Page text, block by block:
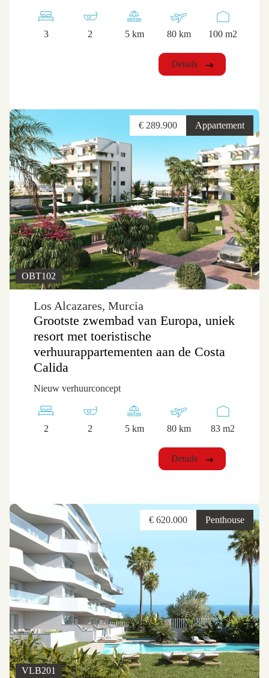
3 2 5 km 80 km 100 m2
Details
Appartement
€ 289.900
OBT102
Los Alcazares, Murcia
Grootste zwembad van Europa, uniek
resort met toeristische
verhuurappartementen aan de Costa
Calida
Nieuw verhuurconcept
2 2 5 km 80 km 83 m2
Details
Penthouse
€ 620.000
VLB201